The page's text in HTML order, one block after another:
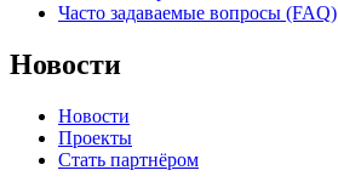
Часто задаваемые вопросы (FAQ)
Новости
Новости
Проекты
Стать партнёром